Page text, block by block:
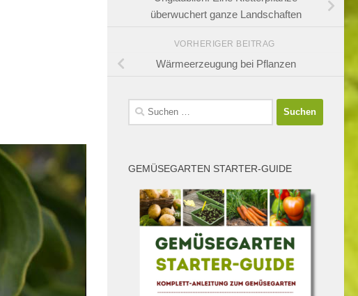
überwuchert ganze Landschaften
VORHERIGER BEITRAG
Wärmeerzeugung bei Pflanzen
Suchen
nach:
GEMÜSEGARTEN STARTER-GUIDE